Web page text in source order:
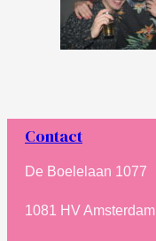
Contact
De Boelelaan 1077
1081 HV Amsterdam